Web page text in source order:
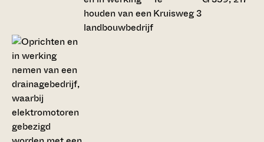
houden van een
landbouwbedrijf
Kruisweg 3